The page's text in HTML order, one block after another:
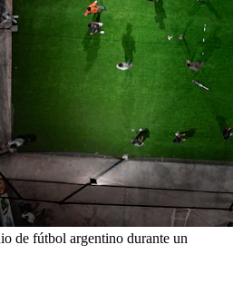
de fútbol argentino durante un